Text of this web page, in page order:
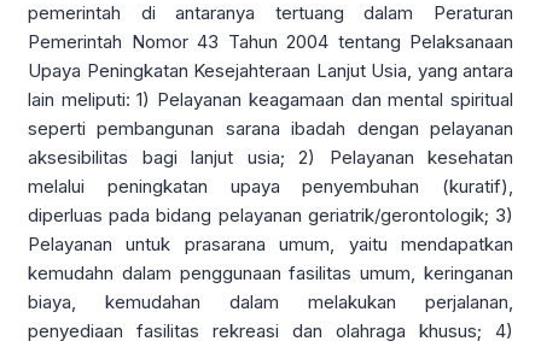
pemerintah di antaranya tertuang dalam Peraturan
Pemerintah Nomor 43 Tahun 2004 tentang Pelaksanaan
Upaya Peningkatan Kesejahteraan Lanjut Usia, yang antara
lain meliputi: 1) Pelayanan keagamaan dan mental spiritual
seperti pembangunan sarana ibadah dengan pelayanan
aksesibilitas bagi lanjut usia; 2) Pelayanan kesehatan
melalui peningkatan upaya penyembuhan (kuratif),
diperluas pada bidang pelayanan geriatrik/gerontologik; 3)
Pelayanan untuk prasarana umum, yaitu mendapatkan
kemudahn dalam penggunaan fasilitas umum, keringanan
biaya, kemudahan dalam melakukan perjalanan,
penyediaan fasilitas rekreasi dan olahraga khusus; 4)